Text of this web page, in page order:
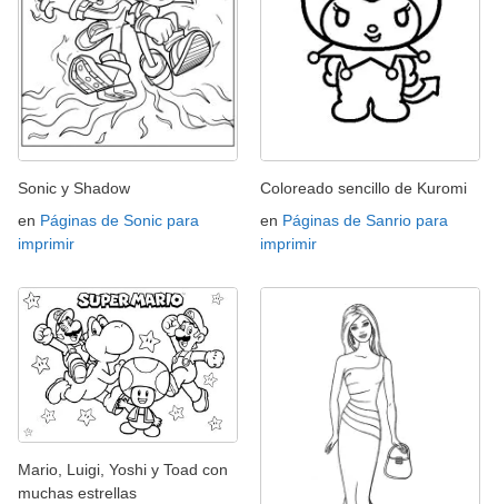
Sonic y Shadow
en Páginas de Sonic para
imprimir
Coloreado sencillo de Kuromi
en Páginas de Sanrio para
imprimir
Mario, Luigi, Yoshi y Toad con
muchas estrellas